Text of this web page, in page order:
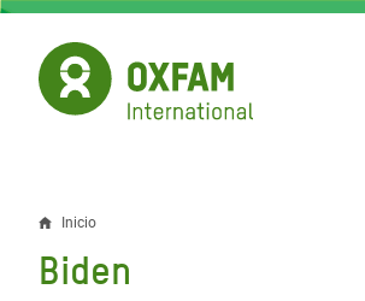
Pasar
contenido
principal
Sobrescribir
enlaces
Inicio
Biden